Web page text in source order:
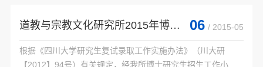
道教与宗教文化研究所2015年博士招生复试通知 06 / 2015-05
根据《四川大学研究生复试录取工作实施办法》（川大研
【2012】94号）有关规定，经我所博士研究生招生工作小组